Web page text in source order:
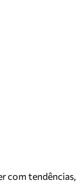
com tendências,